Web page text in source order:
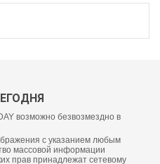
возможно безвозмездно в
с указанием любым
массовой информации
прав принадлежат сетевому